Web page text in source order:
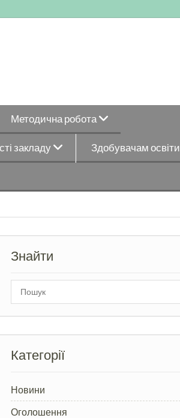
Методична робота
закладу Здобувачам освіти
Знайти
Категорії
Новини
Оголошення